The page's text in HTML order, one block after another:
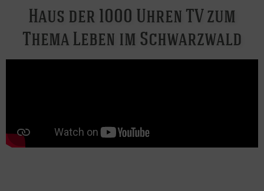
Haus der 1000 Uhren TV zum
Thema Leben im Schwarzwald